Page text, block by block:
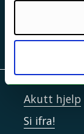
Akutt hjelp
Si ifra!